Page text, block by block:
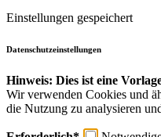
Einstellungen gespeichert
Datenschutzeinstellungen
Hinweis: Dies ist eine
Wir verwenden Cookies und
die Nutzung zu analysieren